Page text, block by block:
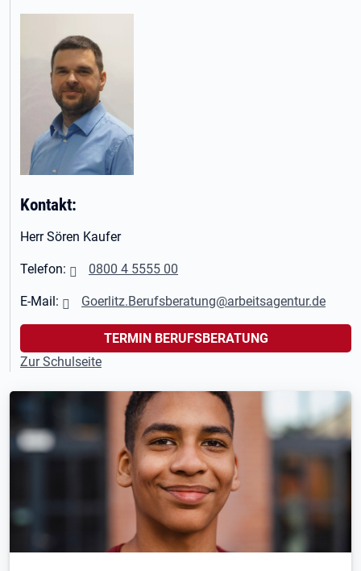
Kontakt:
Herr Sören Kaufer
Telefon: 0800 4 5555 00
E-Mail: Goerlitz.Berufsberatung@arbeitsagentur.de
TERMIN BERUFSBERATUNG
Zur Schulseite